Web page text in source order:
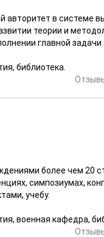
авторитет в системе
теории и
главной задачи ...
библиотека.
более чем 20
симпозиумах,
учебу.
военная кафедра,